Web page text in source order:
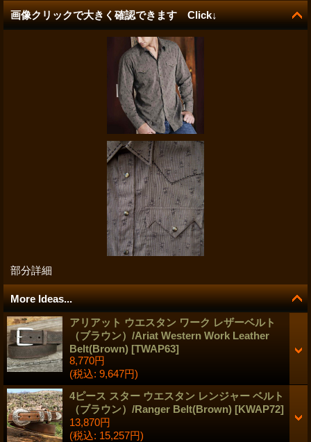
画像クリックで大きく確認できます Click↓
部分詳細
More Ideas...
アリアット ウエスタン ワーク レザーベルト
（ブラウン）/Ariat Western Work Leather
Belt(Brown) [TWAP63]
8,770円
(税込: 9,647円)
4ピース スター ウエスタン レンジャー ベルト
（ブラウン）/Ranger Belt(Brown) [KWAP72]
13,870円
(税込: 15,257円)